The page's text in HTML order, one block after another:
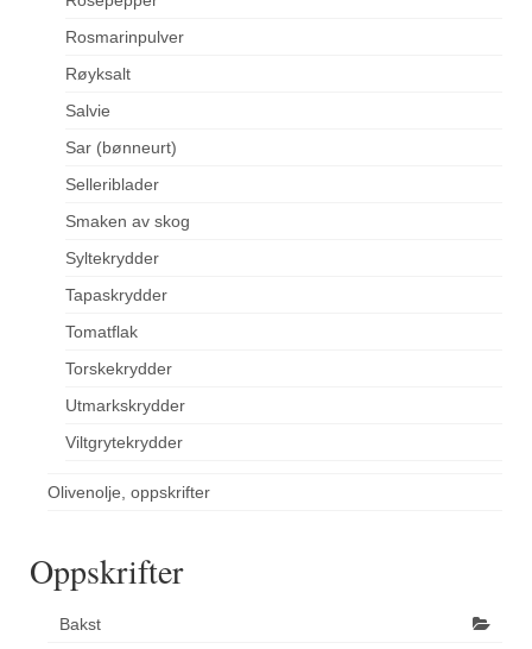
Rosmarinpulver
Røyksalt
Salvie
Sar (bønneurt)
Selleriblader
Smaken av skog
Syltekrydder
Tapaskrydder
Tomatflak
Torskekrydder
Utmarkskrydder
Viltgrytekrydder
Olivenolje, oppskrifter
Oppskrifter
Bakst